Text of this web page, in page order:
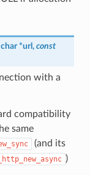
char *url , const
with a
compatibility
same
(and its
)